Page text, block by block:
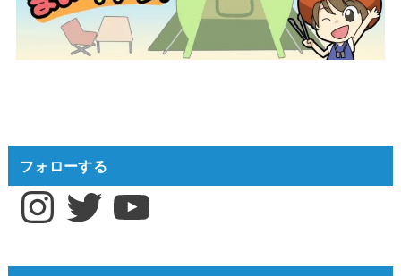
フォローする
InstagramTwitter YouTube